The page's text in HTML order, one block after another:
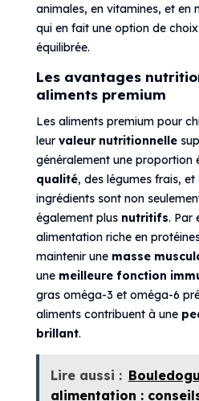
animales, en vitamines, et en
qui en fait une option de
équilibrée.
Les avantages
aliments premium
Les aliments premium pour
leur valeur nutritionnelle
généralement une proportion
qualité, des légumes frais, et
ingrédients sont non
également plus nutritifs. Par
alimentation riche en
maintenir une masse
une meilleure fonction
gras oméga-3 et oméga-6
aliments contribuent à une
brillant.
Lire aussi :
alimentation :